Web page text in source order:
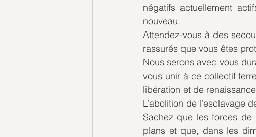
négatifs actuellement
nouveau.
Attendez-vous à des
rassurés que vous êtes
Nous serons avec vous
vous unir à ce collectif
libération et de
L’abolition de l’esclavage
Sachez que les forces de
plans et que, dans les